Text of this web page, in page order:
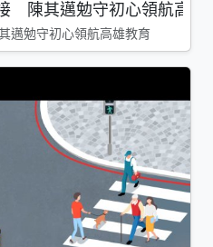
陳其邁勉守初心領航高雄
邁勉守初心領航高雄教育